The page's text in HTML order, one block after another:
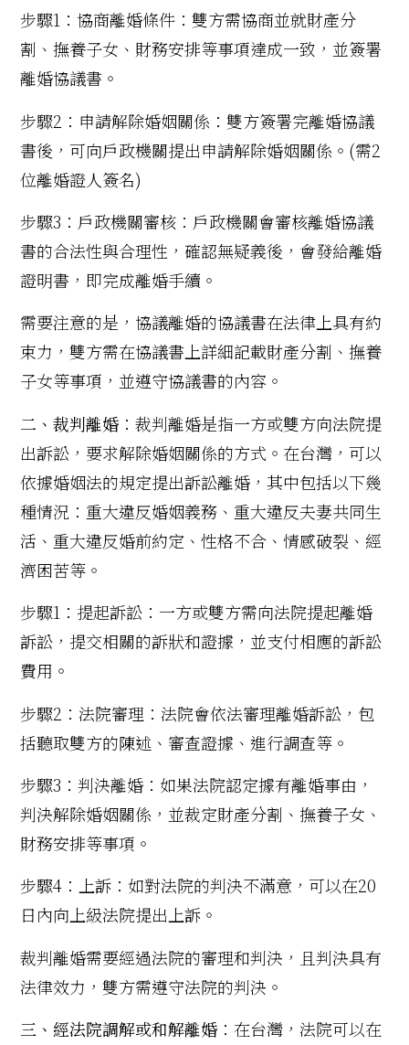
步驟1：協商離婚條件：雙方需協商並就財產分
割、撫養子女、財務安排等事項達成一致，並簽署
離婚協議書。
步驟2：申請解除婚姻關係：雙方簽署完離婚協議
書後，可向戶政機關提出申請解除婚姻關係。(需2
位離婚證人簽名)
步驟3：戶政機關審核：戶政機關會審核離婚協議
書的合法性與合理性，確認無疑義後，會發給離婚
證明書，即完成離婚手續。
需要注意的是，協議離婚的協議書在法律上具有約
束力，雙方需在協議書上詳細記載財產分割、撫養
子女等事項，並遵守協議書的內容。
二、裁判離婚 ：裁判離婚是指一方或雙方向法院提
出訴訟，要求解除婚姻關係的方式。在台灣，可以
依據婚姻法的規定提出訴訟離婚，其中包括以下幾
種情況：重大違反婚姻義務、重大違反夫妻共同生
活、重大違反婚前約定、性格不合、情感破裂、經
濟困苦等。
步驟1：提起訴訟：一方或雙方需向法院提起離婚
訴訟，提交相關的訴狀和證據，並支付相應的訴訟
費用。
步驟2：法院審理：法院會依法審理離婚訴訟，包
括聽取雙方的陳述、審查證據、進行調查等。
步驟3：判決離婚：如果法院認定據有離婚事由，
判決解除婚姻關係，並裁定財產分割、撫養子女、
財務安排等事項。
步驟4：上訴：如對法院的判決不滿意，可以在20
日內向上級法院提出上訴。
裁判離婚需要經過法院的審理和判決，且判決具有
法律效力，雙方需遵守法院的判決。
三、經法院調解或和解離婚 ：在台灣，法院可以在